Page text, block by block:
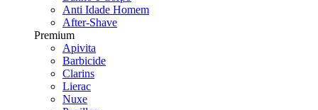
Anti Idade Homem
After-Shave
Premium
Apivita
Barbicide
Clarins
Lierac
Nuxe